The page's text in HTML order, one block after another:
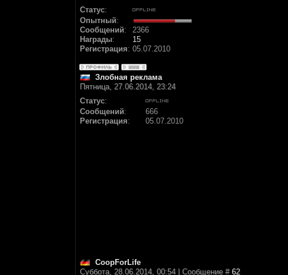
Статус:
Опытный:
Сообщений:
2366
Награды:
15
Регистрация: 05.07.2010
Злобная реклама
Пятница, 27.06.2014, 23:24
Статус:
Сообщений:
666
Регистрация: 05.07.2010
CoopForLife
Суббота, 28.06.2014, 00:54 | Сообщение # 62